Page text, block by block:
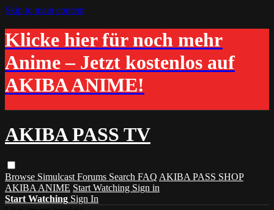
Skip to main content
Klicke hier für noch mehr
Anime – Jetzt kostenlos auf
AKIBA ANIME!
AKIBA PASS TV
Browse Simulcast Forums Search FAQ AKIBA PASS SHOP
AKIBA ANIME Start Watching Sign in
Start Watching Sign In